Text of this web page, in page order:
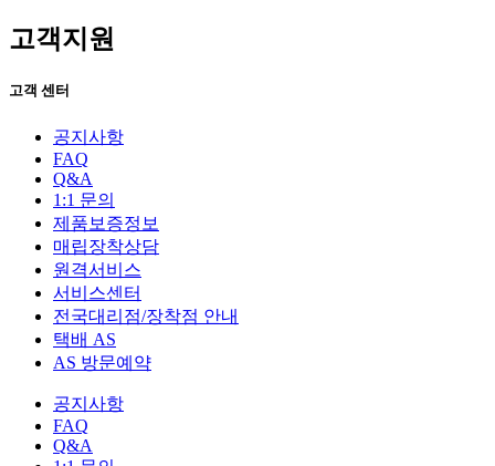
고객지원
고객 센터
공지사항
FAQ
Q&A
1:1 문의
제품보증정보
매립장착상담
원격서비스
서비스센터
전국대리점/장착점 안내
택배 AS
AS 방문예약
공지사항
FAQ
Q&A